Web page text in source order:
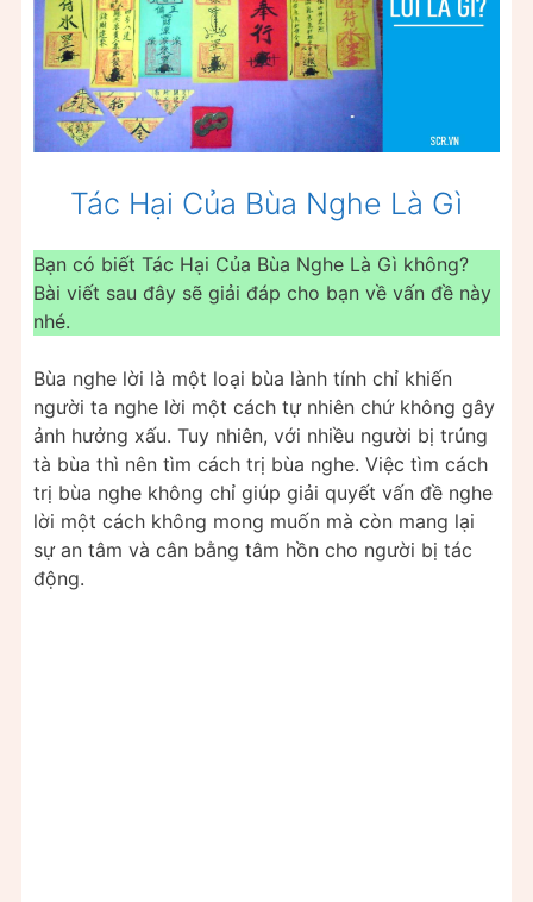
Tác Hại Của Bùa Nghe Là Gì
Bạn có biết Tác Hại Của Bùa Nghe Là Gì không?
Bài viết sau đây sẽ giải đáp cho bạn về vấn đề này
nhé.
Bùa nghe lời là một loại bùa lành tính chỉ khiến
người ta nghe lời một cách tự nhiên chứ không gây
ảnh hưởng xấu. Tuy nhiên, với nhiều người bị trúng
tà bùa thì nên tìm cách trị bùa nghe. Việc tìm cách
trị bùa nghe không chỉ giúp giải quyết vấn đề nghe
lời một cách không mong muốn mà còn mang lại
sự an tâm và cân bằng tâm hồn cho người bị tác
động.